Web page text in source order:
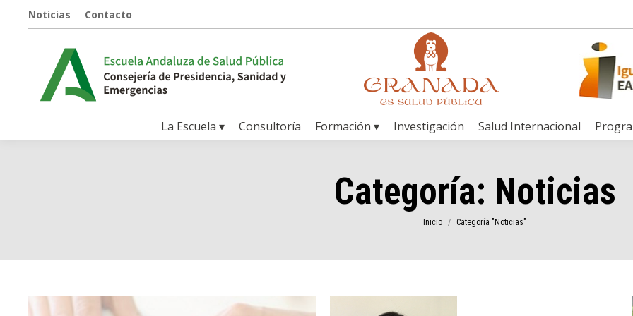
Noticias Contacto
La Escuela ▾ Consultoría Formación ▾ Investigación Salud Internacional
Categoría: Noticias
Estás aquí:
Inicio Categoría "Noticias"